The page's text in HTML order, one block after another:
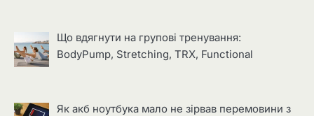
Що вдягнути на групові тренування:
BodyPump, Stretching, TRX, Functional
Як акб ноутбука мало не зірвав перемовини з